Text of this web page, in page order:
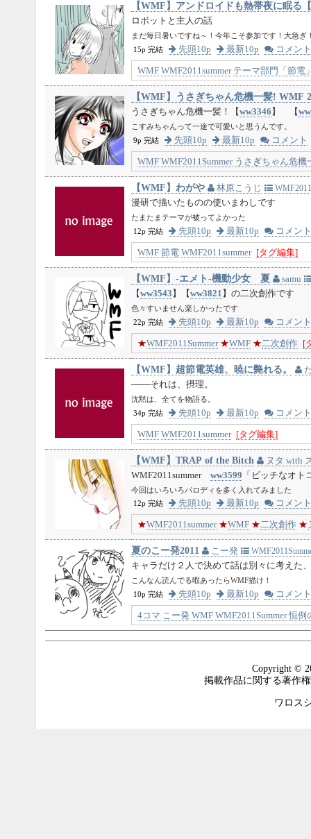
【WMF】アンドロイドも熱帯夜に眠る
ロボットと主人の話
まだ毎日暑いですね～！今年こそ参加です！大急ぎ
15p 完結
先頭10p 最新10p コメント
WMF WMF2011summer テーマ部門「節電
【WMF】うさぎちゃん危機一髪! WMF
うさぎちゃん危機一髪！【ww3346 】 【
こすみちゃんって一途で可愛いと思うんです。
9p 完結
先頭10p 最新10p コメント
WMF WMF2011Summer うさぎちゃん危機
【WMF】わがや 林原こうじ
漫研で描いたものの使いまわしです
たまたまテーマが被ってよかった
12p 完結
先頭10p 最新10p コメント
WMF 節電 WMF2011summer [タグ編集]
【WMF】-エメト-機動少女 夏
samu
【ww3543 】【ww3821 】の二次創作です
色々すいません楽しかったです
22p 完結
先頭10p 最新10p コメント
★WMF2011Summer ★WMF ★ 二次創作 [
【WMF】超節電英雄、暁に斃れる。
───それは、摂理。
沈黙は、全てを物語る。
34p 完結
先頭10p 最新10p コメント
WMF WMF2011summer [タグ編集]
【WMF】TRAP of the Bitch
ヌタ with
WMF2011summer ww3599 「ビッチなオ
今回はいろいろパロディを多く入れてみました
12p 完結
先頭10p 最新10p コメント
★WMF2011summer ★WMF ★ 二次創作 ★
夏のこー発2011 こー発
キャラだけ２人で決めて話は別々に考えた
こんなん読んでる暇あったらWMF描け！
10p 完結
先頭10p 最新10p コメント
4コマ こー発 WMF WMF2011Summer 恒例
Copyright ©
掲載作品に関する著作
ワロス